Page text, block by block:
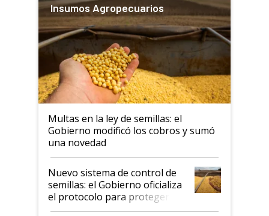
Insumos Agropecuarios
Multas en la ley de semillas: el
Gobierno modificó los cobros y sumó
una novedad
Nuevo sistema de control de
semillas: el Gobierno oficializa
el protocolo para proteger la
propiedad intelectual